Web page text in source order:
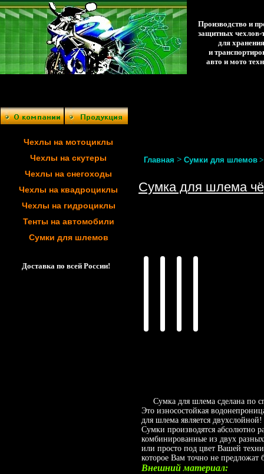
Производство и
защитных чехлов-
для хранения
и
авто и мото
Чехлы на мотоциклы
Чехлы на скутеры
Чехлы на снегоходы
Чехлы на квадроциклы
Чехлы на гидроциклы
Тенты на автомобили
Сумки для шлемов
Доставка по всей России!
Главная > Сумки для шлемов
Сумка для шлема
Сумка для шлема сделана по
Это износостойкая
для шлема является
Сумки производятся абсолютно
комбинированные из двух
или просто под цвет Вашей
которое Вам точно не предложат
Внешний материал: